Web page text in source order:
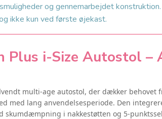
og gennemarbejdet
ikke kun ved første øjekast.
Plus i-Size Autostol –
multi-age autostol, der dækker behovet
med lang anvendelsesperiode. Den
skumdæmpning i nakkestøtten og 5-